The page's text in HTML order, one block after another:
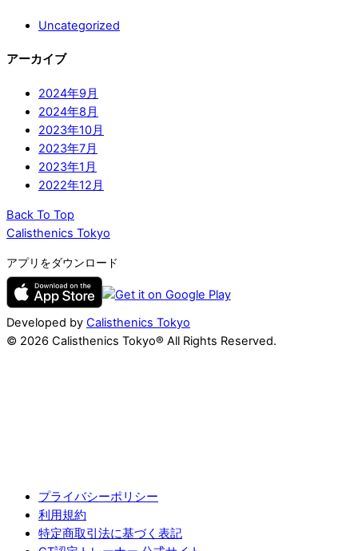
Uncategorized
アーカイブ
2024年9月
2024年8月
2023年10月
2023年7月
2023年1月
2022年12月
Back To Top
Calisthenics Tokyo
アプリをダウンロード
Developed by Calisthenics Tokyo
© 2026 Calisthenics Tokyo® All Rights Reserved.
プライバシーポリシー
利用規約
特定商取引法に基づく表記